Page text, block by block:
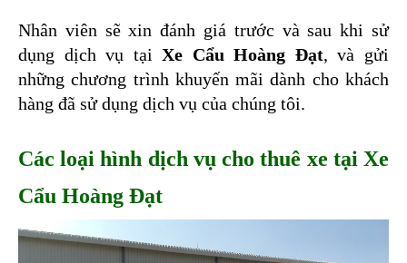
Nhân viên sẽ xin đánh giá trước và sau khi sử
dụng dịch vụ tại Xe Cẩu Hoàng Đạt, và gửi
những chương trình khuyến mãi dành cho khách
hàng đã sử dụng dịch vụ của chúng tôi.
Các loại hình dịch vụ cho thuê xe tại Xe
Cẩu Hoàng Đạt